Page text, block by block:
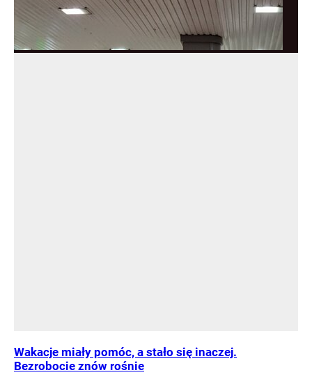
Wakacje miały pomóc, a stało się inaczej.
Bezrobocie znów rośnie